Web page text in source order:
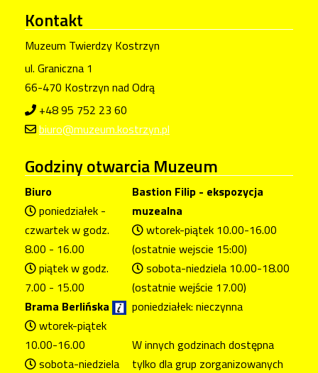
Kontakt
Muzeum Twierdzy Kostrzyn
ul. Graniczna 1
66-470 Kostrzyn nad Odrą
+48 95 752 23 60
biuro@muzeum.kostrzyn.pl
Godzinyotwarcia Muzeum
Biuro
poniedziałek -
czwartek w godz.
8.00 - 16.00
piątek w godz.
7.00 - 15.00
Brama Berlińska
wtorek-piątek
10.00-16.00
sobota-niedziela
Bastion Filip - ekspozycja
muzealna
wtorek-piątek 10.00-16.00
(ostatnie wejscie 15:00)
sobota-niedziela 10.00-18.00
(ostatnie wejście 17.00)
poniedziałek: nieczynna
W innych godzinach dostępna
tylko dla grup zorganizowanych